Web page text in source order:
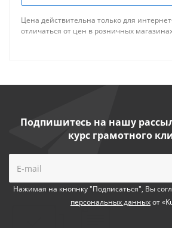
Цена действительна только для
отличаться от цен в розничных
Подпишитесь на нашу
курс грамотного
Нажимая на кнопнку "Подписаться", Вы
персональных данныхот